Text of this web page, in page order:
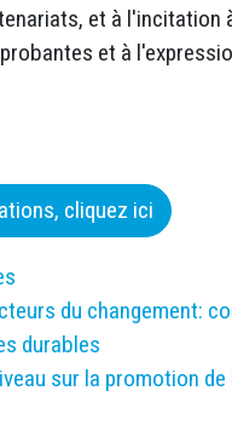
et à
et à
cliquez ici
du changement:
durables
sur la promotion